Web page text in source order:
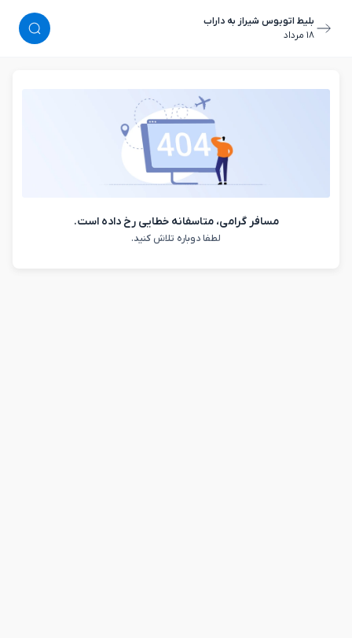
بلیط اتوبوس شیراز به داراب
١٨ مرداد
مسافر گرامی، متاسفانه خطایی رخ داده است.
لطفا دوباره تلاش کنید.